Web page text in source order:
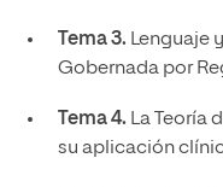
Tema 3. Lenguaje
Gobernada por
Tema 4. La Teoría
su aplicación